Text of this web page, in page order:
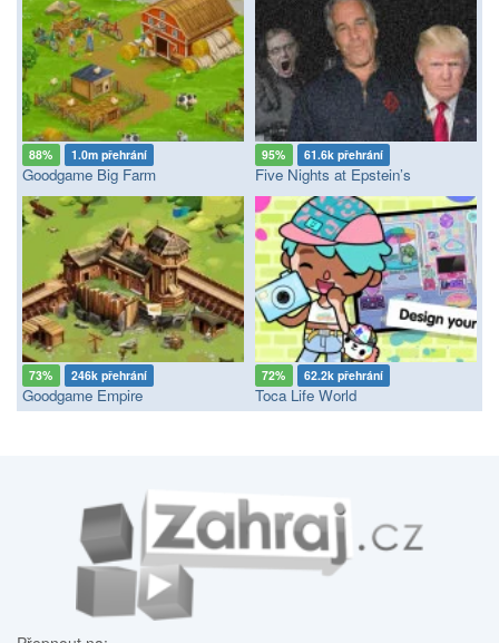
88% 1.0m přehrání
Goodgame Big Farm
95% 61.6k přehrání
Five Nights at Epstein’s
73% 246k přehrání
Goodgame Empire
72% 62.2k přehrání
Toca Life World